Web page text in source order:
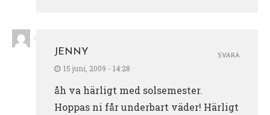
JENNY
15 juni, 2009 - 14:28
åh va härligt med solsemester.
Hoppas ni får underbart väder! Härligt
SVARA